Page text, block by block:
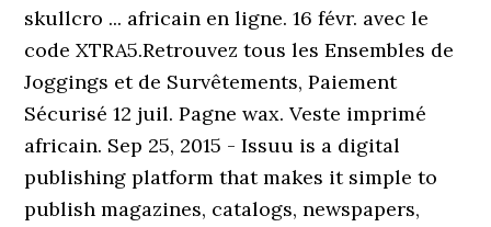
skullcro ... africain en ligne. 16 févr. avec le
code XTRA5.Retrouvez tous les Ensembles de
Joggings et de Survêtements, Paiement
Sécurisé 12 juil. Pagne wax. Veste imprimé
africain. Sep 25, 2015 - Issuu is a digital
publishing platform that makes it simple to
publish magazines, catalogs, newspapers,